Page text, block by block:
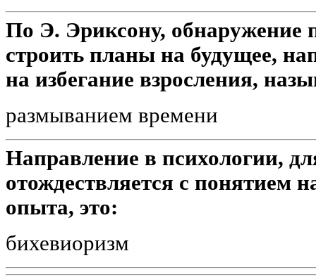
По Э. Эриксону, обнаружение
строить планы на будущее,
на избегание взросления,
размыванием времени
Направление в психологии,
отождествляется с понятием
опыта, это:
бихевиоризм